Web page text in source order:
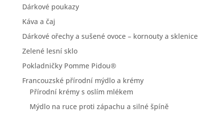
Dárkové poukazy
Káva a čaj
Dárkové ořechy a sušené ovoce – kornouty a sklenice
Zelené lesní sklo
Pokladničky Pomme Pidou®
Francouzské přírodní mýdlo a krémy
Přírodní krémy s oslím mlékem
Mýdlo na ruce proti zápachu a silné špíně